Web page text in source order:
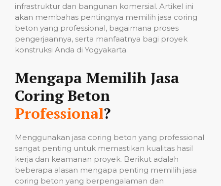
infrastruktur dan bangunan komersial. Artikel ini
akan membahas pentingnya memilih jasa coring
beton yang professional, bagaimana proses
pengerjaannya, serta manfaatnya bagi proyek
konstruksi Anda di Yogyakarta.
Mengapa Memilih Jasa
Coring Beton
Professional?
Menggunakan jasa coring beton yang professional
sangat penting untuk memastikan kualitas hasil
kerja dan keamanan proyek. Berikut adalah
beberapa alasan mengapa penting memilih jasa
coring beton yang berpengalaman dan